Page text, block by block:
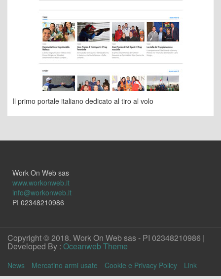
Il primo portale italiano dedicato al tiro al volo
Work On Web sas
www.workonweb.it
info@workonweb.it
PI 02348210986
Copyright © 2018. Work On Web sas - PI 02348210986 |
Developed By : Oceanweb Theme
News Mercatino armi usate Cookie e Privacy Policy Link